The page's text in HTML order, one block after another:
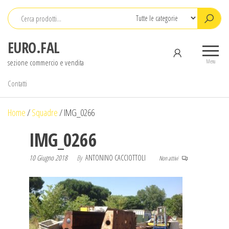
Salta
contenuto
EURO.FAL
sezione commercio e vendita Menu
Contatti
Home/Squadre/IMG_0266
IMG_0266
10 Giugno 2018 By ANTONINO CACCIOTTOLI Non attivi